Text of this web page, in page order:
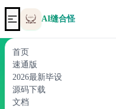
首页
速通版
2026最新毕设
源码下载
文档
AI缝合怪